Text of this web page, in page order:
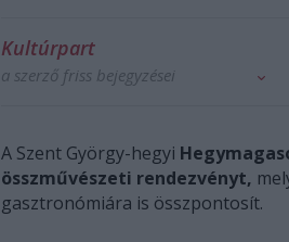
Kultúrpart
a szerző friss bejegyzései
A Szent György-hegyi
összművészeti rendezvényt,
gasztronómiára is összpontosít.